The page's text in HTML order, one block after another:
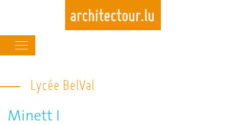
navigation
Lycée BelVal
Minett I